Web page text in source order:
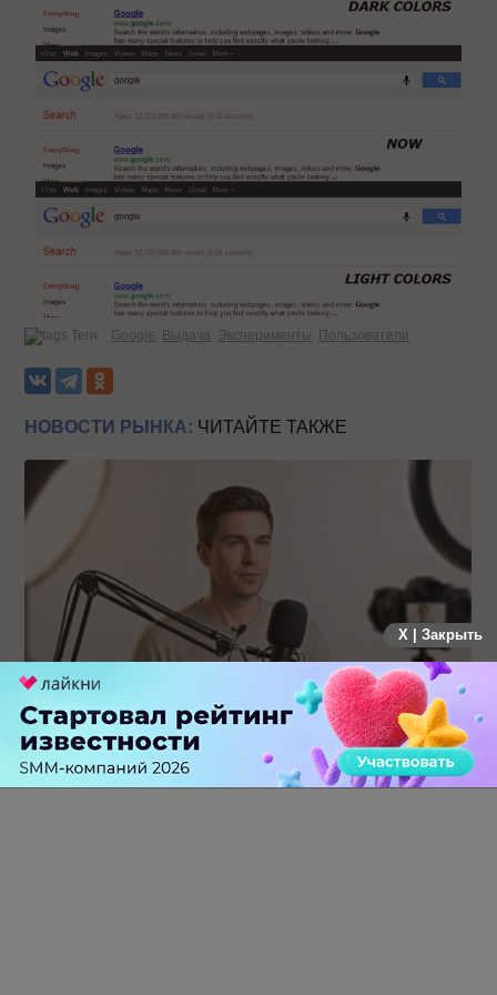
Теги: Google Выдача Эксперименты Пользователи
НОВОСТИ РЫНКА: ЧИТАЙТЕ ТАКЖЕ
Российский рынок инфлюенс-маркетинга вошел в фазу
стагнации после нескольких лет роста
X | Закрыть